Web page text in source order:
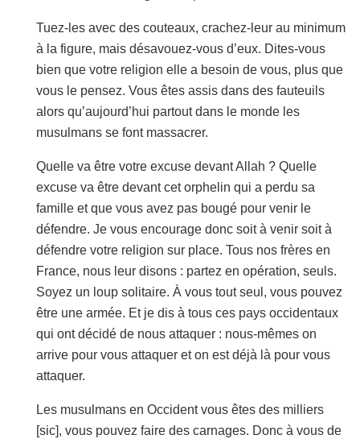
Tuez-les avec des couteaux, crachez-leur au minimum
à la figure, mais désavouez-vous d’eux. Dites-vous
bien que votre religion elle a besoin de vous, plus que
vous le pensez. Vous êtes assis dans des fauteuils
alors qu’aujourd’hui partout dans le monde les
musulmans se font massacrer.
Quelle va être votre excuse devant Allah ? Quelle
excuse va être devant cet orphelin qui a perdu sa
famille et que vous avez pas bougé pour venir le
défendre. Je vous encourage donc soit à venir soit à
défendre votre religion sur place. Tous nos frères en
France, nous leur disons : partez en opération, seuls.
Soyez un loup solitaire. À vous tout seul, vous pouvez
être une armée. Et je dis à tous ces pays occidentaux
qui ont décidé de nous attaquer : nous-mêmes on
arrive pour vous attaquer et on est déjà là pour vous
attaquer.
Les musulmans en Occident vous êtes des milliers
[sic], vous pouvez faire des carnages. Donc à vous de